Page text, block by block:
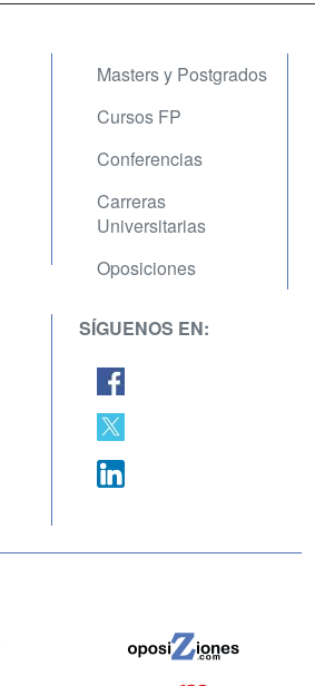
Masters y Postgrados
Cursos FP
Conferencias
Carreras
Universitarias
Oposiciones
SÍGUENOS EN: